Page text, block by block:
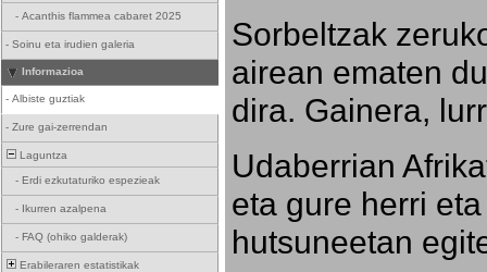
- Acanthis flammea cabaret 2025
- Soinu eta irudien galeria
Informazioa
- Albiste guztiak
- Zure gai-zerrendan
Laguntza
- Erdi ezkutaturiko espezieak
- Ikurren azalpena
- FAQ (ohiko galderak)
Erabileraren estatistikak
Sorbeltzak
airean ematen
dira. Gainera,
Udaberrian
eta gure herri
hutsuneetan